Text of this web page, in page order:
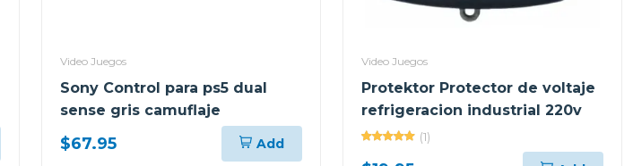
Video Juegos
Sony Control para ps5 dual
sense gris camuflaje
$67.95 Add
Video Juegos
Protektor Protector de voltaje
refrigeracion industrial 220v
(1)